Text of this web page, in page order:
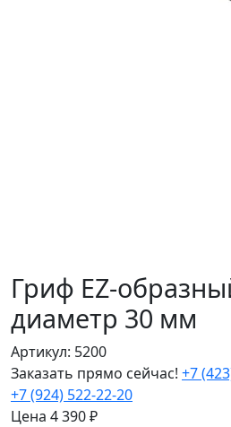
Гриф EZ-
диаметр 30 мм
Артикул: 5200
Заказать прямо сейчас! +7
+7 (924) 522-22-20
Цена 4 390₽